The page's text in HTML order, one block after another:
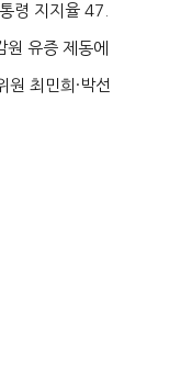
령 지지율 47.
유증 제동에
최민희·박선